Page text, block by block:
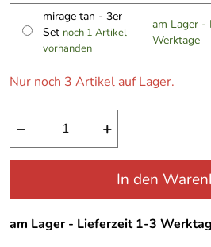
mirage tan - 3er
Set noch 1 Artikel
vorhanden
am Lager -
Werktage
Nur noch 3 Artikel auf Lager.
− +
In den
am Lager - Lieferzeit 1-3